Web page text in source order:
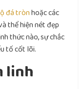
đá trònhoặc các
thể hiện nét đẹp
thức nào, sự chắc
tố cốt lõi.
linh